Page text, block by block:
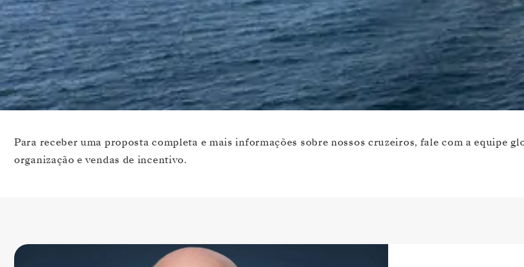
Para receber uma proposta completa e mais informações sobre nossos cruzeiros, fale com a equipe
organização e vendas de incentivo.